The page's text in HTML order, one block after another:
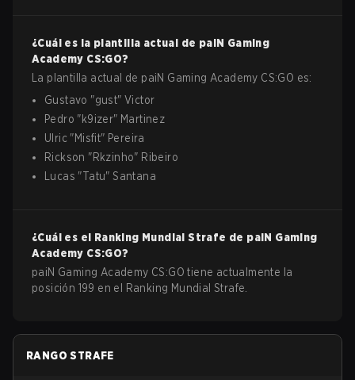
¿Cuál es la plantilla actual de paiN Gaming
Academy CS:GO?
La plantilla actual de paiN Gaming Academy CS:GO es:
Gustavo "gust"Victor
Pedro "k9izer" Martinez
Ulric "Misfit" Pereira
Rickson "Rkzinho" Ribeiro
Lucas "Tatu"Santana
¿Cuál es el Ranking Mundial Strafe de paiN Gaming
Academy CS:GO?
paiN Gaming Academy CS:GO tiene actualmente la
posición 199 en el Ranking Mundial Strafe.
RANGO STRAFE